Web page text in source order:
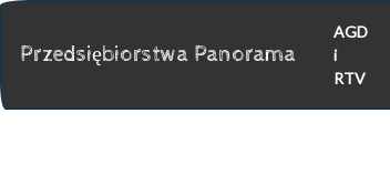
Przedsiębiorstwa Panorama
AGD
i
RTV